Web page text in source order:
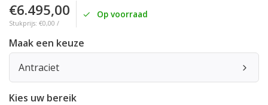
€6.495,00
Stukprijs: €0,00 /
Op voorraad
Maak een keuze
Antraciet
Kies uw bereik